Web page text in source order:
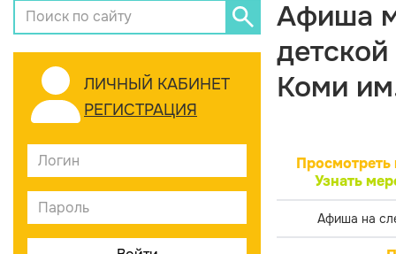
ЛИЧНЫЙ КАБИНЕТ
РЕГИСТРАЦИЯ
Афиша
Коми
Просмотреть
Узнать
Афиша на